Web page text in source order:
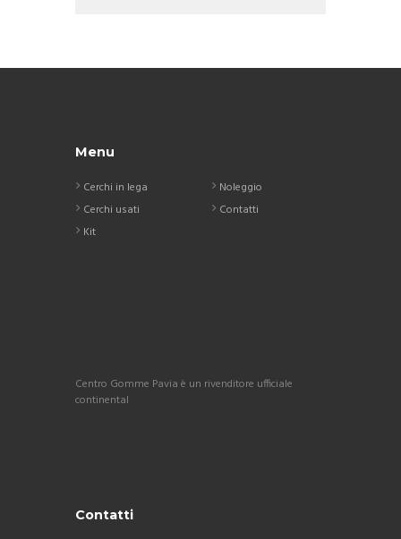
Menu
Cerchi in lega
Cerchi usati
Kit
Noleggio
Contatti
Centro Gomme Pavia è un rivenditore ufficiale
continental
Contatti